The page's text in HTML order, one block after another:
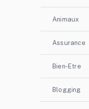
Animaux
Assurance
Bien-Etre
Blogging